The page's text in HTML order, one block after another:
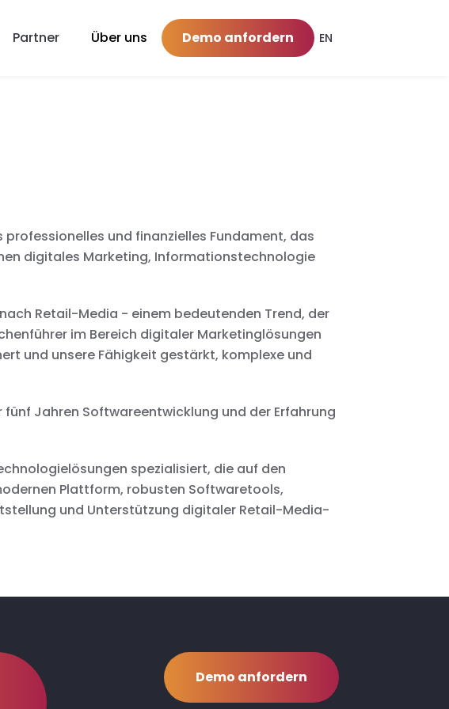
Partner Über uns Demo anfordern EN
und finanzielles Fundament, das
digitales Marketing, Informationstechnologie
Retail-Media - einem bedeutenden Trend, der
im Bereich digitaler Marketinglösungen
und unsere Fähigkeit gestärkt, komplexe und
Jahren Softwareentwicklung und der Erfahrung
spezialisiert, die auf den
Plattform, robusten Softwaretools,
und Unterstützung digitaler Retail-Media-
Demo anfordern